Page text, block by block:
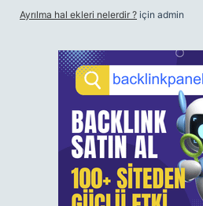
Ayrılma hal ekleri nelerdir ? için admin